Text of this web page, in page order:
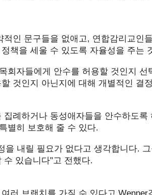
인 문구들을 없애고, 연합감리교인
책을 세울 수 있도록 자율성을 주는
회자들에게 안수를 허용할 것인지 선
것인지 아닌지에 대해 개별적인 결
례하거나 동성애자들을 안수하도록
별히 보호해 줄 수 있다.
을 내릴 필요가 없다고 생각합니다.
수 있습니다"고 전했다.
러 브랜치를 가질 수 있다고 Wenner